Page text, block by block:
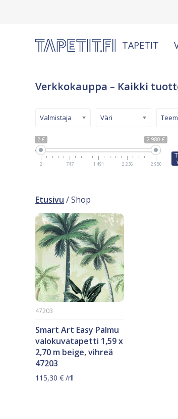
TAPETIT
Verkkokauppa – Kaikki
2 € 2 980 €
2 747 1 491 2 236 2 980
Valmistaja Väri
Etusivu / Shop
Smart Art Easy Palmu
valokuvatapetti 1,59 x
2,70 m beige, vihreä
47203
47203
115,30 € /rll